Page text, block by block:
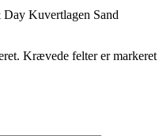
Kuvertlagen Sand
Krævede felter er markeret